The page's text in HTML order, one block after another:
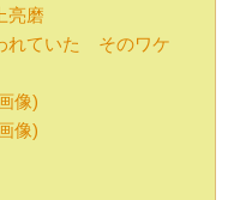
亮磨
れていた そのワケ
像)
像)